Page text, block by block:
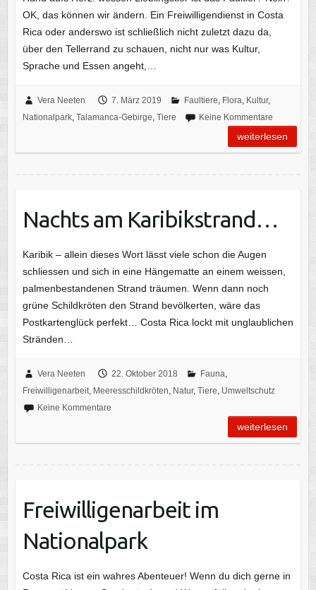
OK, das können wir ändern. Ein Freiwilligendienst in Costa
Rica oder anderswo ist schließlich nicht zuletzt dazu da,
über den Tellerrand zu schauen, nicht nur was Kultur,
Sprache und Essen angeht,…
Vera Neeten 7. März 2019 Faultiere Flora Kultur,
Nationalpark, Talamanca-Gebirge Tiere Keine Kommentare
weiterlesen
Nachts am Karibikstrand…
Karibik – allein dieses Wort lässt viele schon die Augen
schliessen und sich in eine Hängematte an einem weissen,
palmenbestandenen Strand träumen. Wenn dann noch
grüne Schildkröten den Strand bevölkerten, wäre das
Postkartenglück perfekt… Costa Rica lockt mit unglaublichen
Stränden…
Vera Neeten 22. Oktober 2018 Fauna
Freiwilligenarbeit, Meeresschildkröten Natur, Tiere Umweltschutz
Keine Kommentare
weiterlesen
Freiwilligenarbeit im
Nationalpark
Costa Rica ist ein wahres Abenteuer! Wenn du dich gerne in